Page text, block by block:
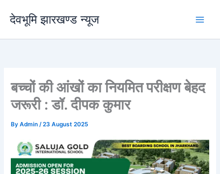
content
देवभूमि झारखण्ड न्यूज
बच्चों की आंखों का नियमित परीक्षण बेहद
जरूरी : डॉ. दीपक कुमार
ByAdmin/23 August 2025